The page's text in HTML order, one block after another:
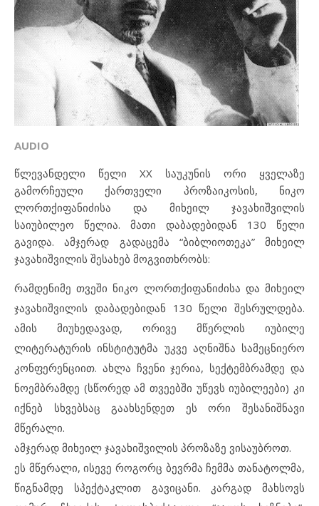
AUDIO
წლევანდელი წელი XX საუკუნის ორი ყველაზე
გამორჩეული ქართველი პროზაიკოსის, ნიკო
ლორთქიფანიძისა და მიხეილ ჯავახიშვილის
საიუბილეო წელია. მათი დაბადებიდან 130 წელი
გავიდა. ამჯერად გადაცემა “ბიბლიოთეკა” მიხეილ
ჯავახიშვილის შესახებ მოგვითხრობს:
რამდენიმე თვეში ნიკო ლორთქიფანიძისა და მიხეილ
ჯავახიშვილის დაბადებიდან 130 წელი შესრულდება.
ამის მიუხედავად, ორივე მწერლის იუბილე
ლიტერატურის ინსტიტუტმა უკვე აღნიშნა სამეცნიერო
კონფერენციით. ახლა ჩვენი ჯერია, სექტემბრამდე და
ნოემბრამდე (სწორედ ამ თვეებში უწევს იუბილეები) კი
იქნებ სხვებსაც გაახსენდეთ ეს ორი შესანიშნავი
მწერალი.
ამჯერად მიხეილ ჯავახიშვილის პროზაზე ვისაუბროთ.
ეს მწერალი, ისევე როგორც ბევრმა ჩემმა თანატოლმა,
წიგნამდე სპექტაკლით გავიცანი. კარგად მახსოვს